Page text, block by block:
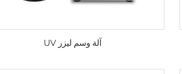
آلة وسم ليزر UV